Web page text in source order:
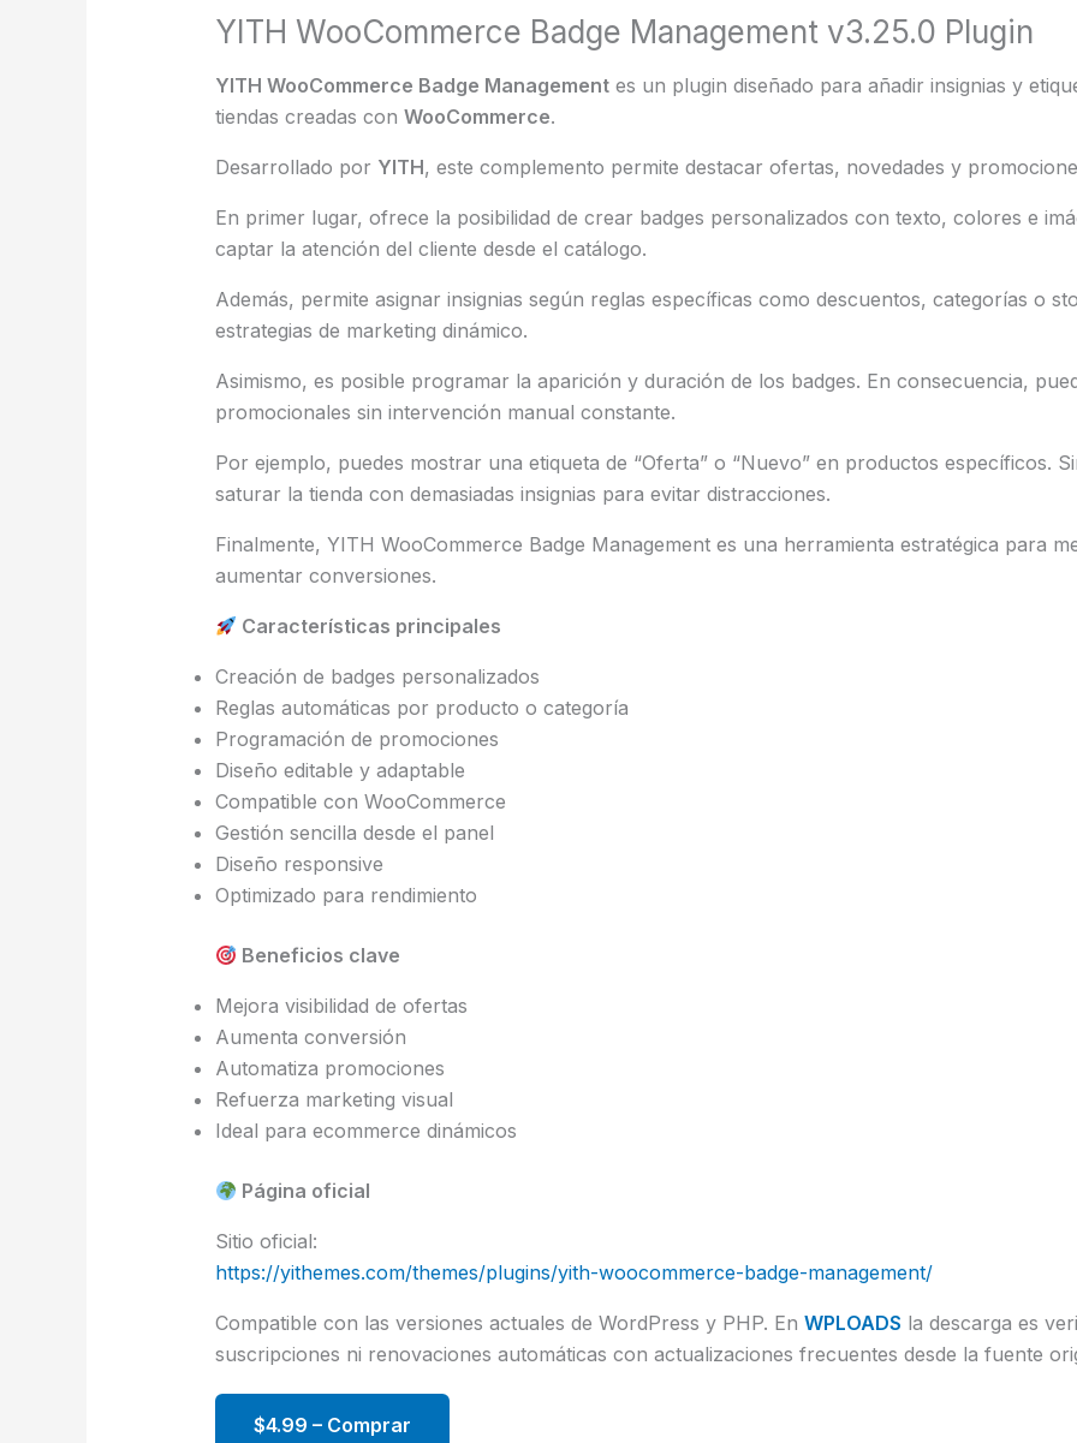
YITH WooCommerce Badge Management v3.25.0 Plugin
YITH WooCommerce Badge Managementes un plugin diseñado para añadir insignias y
tiendas creadas con WooCommerce.
Desarrollado por YITH, este complemento permite destacar ofertas, novedades y
En primer lugar, ofrece la posibilidad de crear badges personalizados con texto, colores e
captar la atención del cliente desde el catálogo.
Además, permite asignar insignias según reglas específicas como descuentos, categorías o
estrategias de marketing dinámico.
Asimismo, es posible programar la aparición y duración de los badges. En consecuencia,
promocionales sin intervención manual constante.
Por ejemplo, puedes mostrar una etiqueta de “Oferta” o “Nuevo” en productos específicos.
saturar la tienda con demasiadas insignias para evitar distracciones.
Finalmente, YITH WooCommerce Badge Management es una herramienta estratégica para
aumentar conversiones.
Características principales
Creación de badges personalizados
Reglas automáticas por producto o categoría
Programación de promociones
Diseño editable y adaptable
Compatible con WooCommerce
Gestión sencilla desde el panel
Diseño responsive
Optimizado para rendimiento
Beneficios clave
Mejora visibilidad de ofertas
Aumenta conversión
Automatiza promociones
Refuerza marketing visual
Ideal para ecommerce dinámicos
Página oficial
Sitio oficial:
https://yithemes.com/themes/plugins/yith-woocommerce-badge-management/
Compatible con las versiones actuales de WordPress y PHP. En WPLOADS la descarga es
suscripciones ni renovaciones automáticas con actualizaciones frecuentes desde la fuente
$4.99 – Comprar